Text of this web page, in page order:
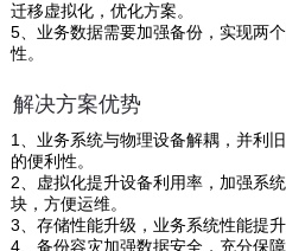
迁移虚拟化，优化方案。
5、业务数据需要加强备份，实现两
性。
解决方案优势
1、业务系统与物理设备解耦，并利
的便利性。
2、虚拟化提升设备利用率，加强系
块，方便运维。
3、存储性能升级，业务系统性能提升
4、备份容灾加强数据安全，充分保